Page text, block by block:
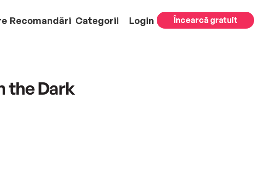
Recomandări Categorii Login Încearcă gratuit
the Dark